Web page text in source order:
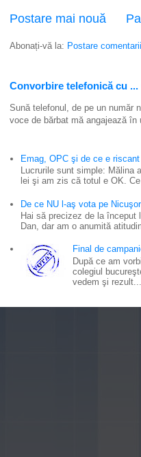
Postare mai nouă
Abonați-vă la: Postare
Convorbire telefonică cu
Sună telefonul, de pe un număr
voce de bărbat mă angajează în
Emag, OPC şi de ce e
Lucrurile sunt simple: Mălina
lei şi am zis că totul e OK.
De ce NU l-aş vota pe
Hai să precizez de la început
Dan, dar am o anumită
Final de
După ce am
colegiul
vedem şi rezult...